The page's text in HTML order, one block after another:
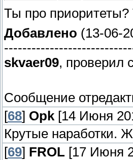
Ты про приоритеты?
Добавлено (13-06-
skvaer09, проверил
Сообщение
[68] Opk [14 Июня
Крутые наработки.
[69] FROL [17 Июня